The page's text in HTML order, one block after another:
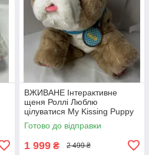
ВЖИВАНЕ Інтерактивне
щеня Роллі Люблю
цілуватися My Kissing Puppy
Wrinkles Rollie
Готово до відправки
1 999 ₴ 2 499 ₴